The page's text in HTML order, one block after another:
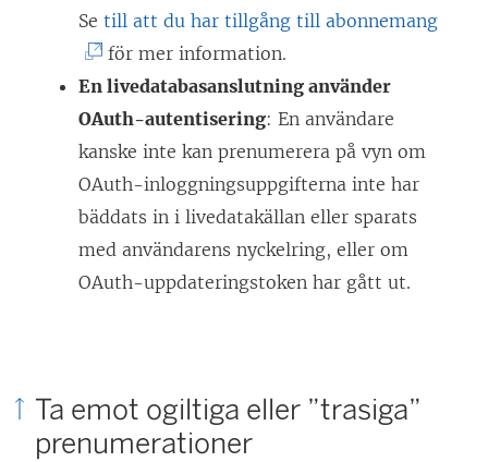
t
e
r
)
Se till att du har tillgång till abonnemang(
för mer information.
En livedatabasanslutning använder
OAuth-autentisering: En användare
kanske inte kan prenumerera på vyn om
OAuth-inloggningsuppgifterna inte har
bäddats in i livedatakällan eller sparats
med användarens nyckelring, eller om
OAuth-uppdateringstoken har gått ut.
Ta emot ogiltiga eller ”trasiga”
prenumerationer